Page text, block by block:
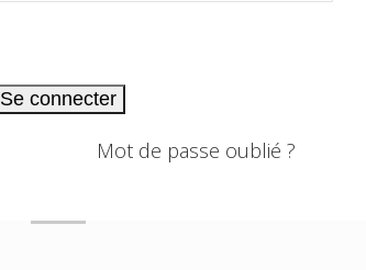
Se connecter
Mot de passe oublié ?